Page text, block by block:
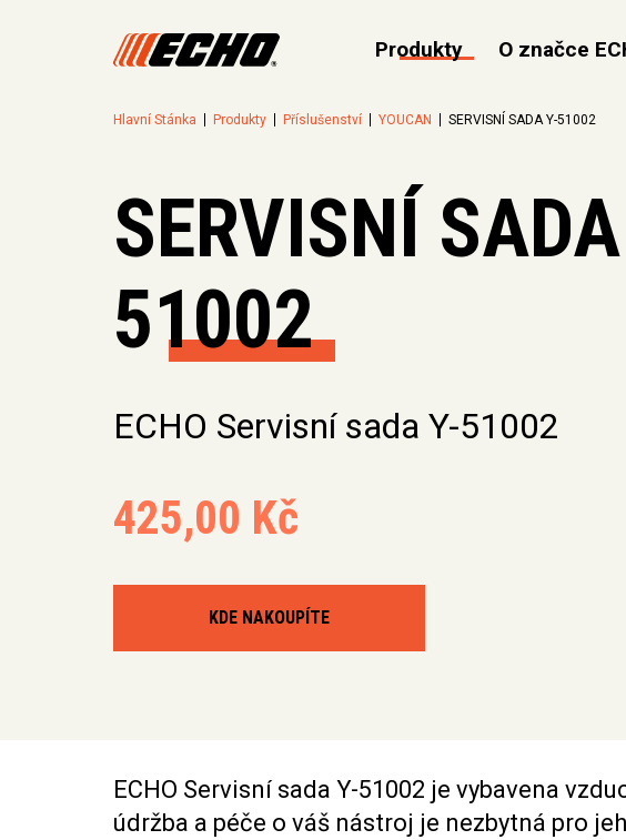
Produkty O značce
Hlavní Stánka Produkty Příslušenství YOUCAN SERVISNÍ SADA Y-51002
SERVISNÍ
51002
ECHO Servisní sada Y-51002
425,00 Kč
KDE NAKOUPÍTE
ECHO Servisní sada Y-51002 je vybavena
údržba a péče o váš nástroj je nezbytná pro